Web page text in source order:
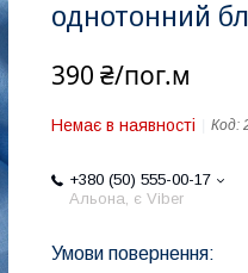
однотонний
390 ₴/пог.м
Немає в наявності Код:
+380 (50) 555-00-17
Альона, є Viber